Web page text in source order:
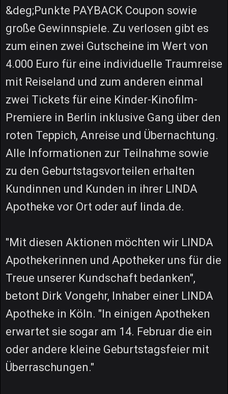
&deg;Punkte PAYBACK Coupon sowie
große Gewinnspiele. Zu verlosen gibt es
zum einen zwei Gutscheine im Wert von
4.000 Euro für eine individuelle Traumreise
mit Reiseland und zum anderen einmal
zwei Tickets für eine Kinder-Kinofilm-
Premiere in Berlin inklusive Gang über den
roten Teppich, Anreise und Übernachtung.
Alle Informationen zur Teilnahme sowie
zu den Geburtstagsvorteilen erhalten
Kundinnen und Kunden in ihrer LINDA
Apotheke vor Ort oder auf linda.de.
"Mit diesen Aktionen möchten wir LINDA
Apothekerinnen und Apotheker uns für die
Treue unserer Kundschaft bedanken",
betont Dirk Vongehr, Inhaber einer LINDA
Apotheke in Köln. "In einigen Apotheken
erwartet sie sogar am 14. Februar die ein
oder andere kleine Geburtstagsfeier mit
Überraschungen."